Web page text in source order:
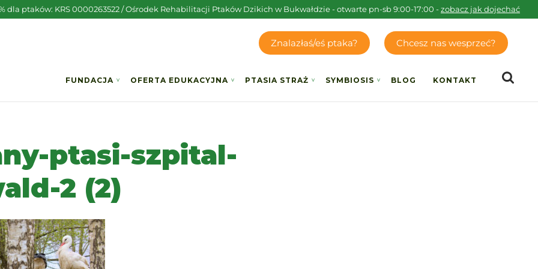
dla ptaków: KRS 0000263522 / Ośrodek Rehabilitacji Ptaków Dzikich w Bukwałdzie - otwarte pn-sb 9:00-17:00 -zobacz jak dojechać
Znalazłaś/eś ptaka? Chcesz nas wesprzeć?
FUNDACJA OFERTA EDUKACYJNA PTASIA STRAŻ SYMBIOSIS BLOG KONTAKT
ptasi-szpital-
2 (2)